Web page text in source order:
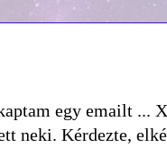
egy emailt ...
neki. Kérdezte,